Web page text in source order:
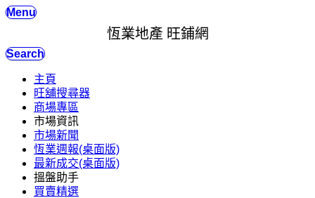
Menu
恆業地產 旺鋪網
Search
主頁
旺舖搜尋器
商場專區
市場資訊
市場新聞
恆業週報(桌面版)
最新成交(桌面版)
搵盤助手
買賣精選